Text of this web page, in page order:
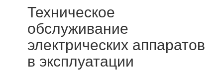
Техническое
обслуживание
электрических аппаратов
в эксплуатации